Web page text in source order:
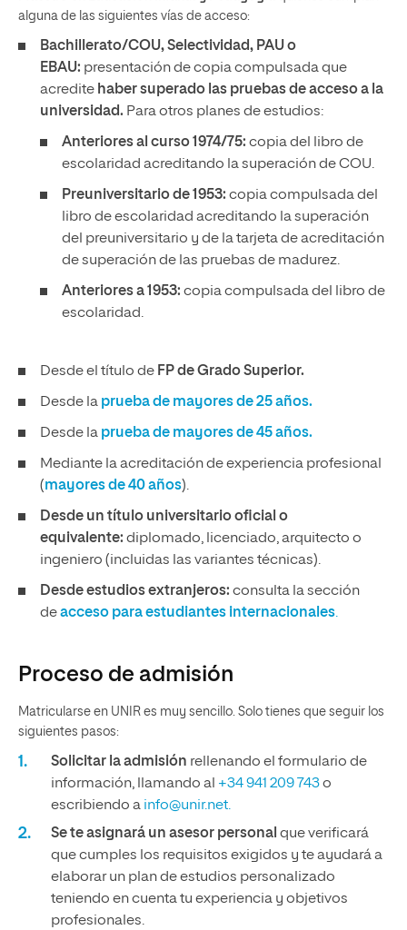
alguna de las siguientes vías de acceso:
Bachillerato/COU, Selectividad, PAU o
EBAU: presentación de copia compulsada que
acredite haber superado las pruebas de acceso a la
universidad. Para otros planes de estudios:
Anteriores al curso 1974/75: copia del libro de
escolaridad acreditando la superación de COU.
Preuniversitario de 1953: copia compulsada del
libro de escolaridad acreditando la superación
del preuniversitario y de la tarjeta de acreditación
de superación de las pruebas de madurez.
Anteriores a 1953: copia compulsada del libro de
escolaridad.
Desde el título de FP de Grado Superior.
Desde la prueba de mayores de 25 años.
Desde la prueba de mayores de 45 años.
Mediante la acreditación de experiencia profesional
(mayores de 40 años).
Desde un título universitario oficial o
equivalente: diplomado, licenciado, arquitecto o
ingeniero (incluidas las variantes técnicas).
Desde estudios extranjeros: consulta la sección
deacceso para estudiantes internacionales.
Proceso de admisión
Matricularse en UNIR es muy sencillo. Solo tienes que seguir los
siguientes pasos:
Solicitar la admisión rellenando el formulario de
información, llamando al +34 941 209 743o
escribiendo a info@unir.net.
Se te asignará un asesor personal que verificará
que cumples los requisitos exigidos y te ayudará a
elaborar un plan de estudios personalizado
teniendo en cuenta tu experiencia y objetivos
profesionales.